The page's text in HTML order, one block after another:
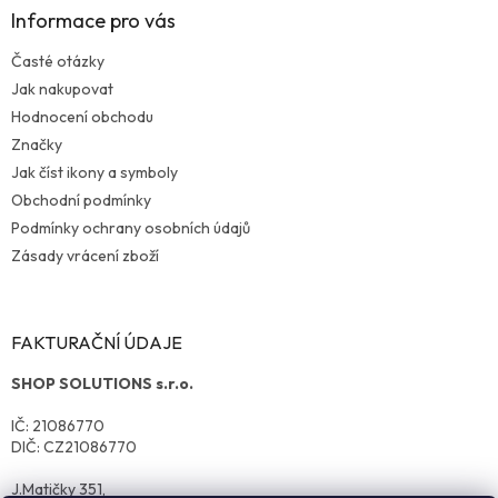
Informace pro vás
Časté otázky
Jak nakupovat
Hodnocení obchodu
Značky
Jak číst ikony a symboly
Obchodní podmínky
Podmínky ochrany osobních údajů
Zásady vrácení zboží
FAKTURAČNÍ ÚDAJE
SHOP SOLUTIONS s.r.o.
IČ: 21086770
DIČ: CZ21086770
J.Matičky 351,